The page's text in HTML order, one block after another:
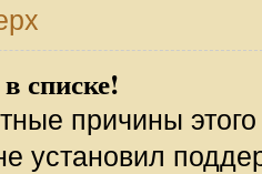
списке!
причины этого
установил